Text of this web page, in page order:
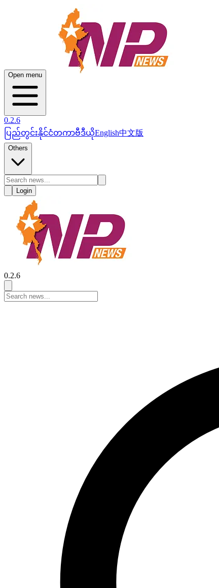
Open menu
0.2.6
ပြည်တွင်းနိုင်ငံတကာဗီဒီယိုEnglish中文版
Others
Login
0.2.6